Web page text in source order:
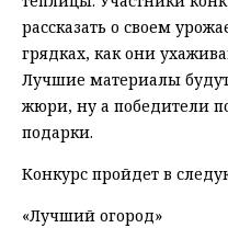
рассказать о своем
грядках, как они
Лучшие материалы
жюри, ну а победители
подарки.
Конкурс пройдет в
«Лучший огород»